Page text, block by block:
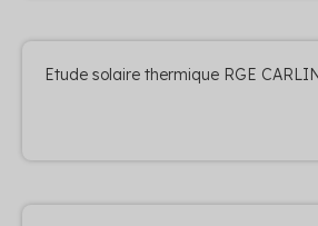
Etude solaire thermique RGE